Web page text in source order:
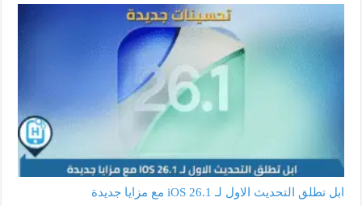
ابل تطلق التحديث الاول لـ iOS 26.1 مع مزايا جديدة